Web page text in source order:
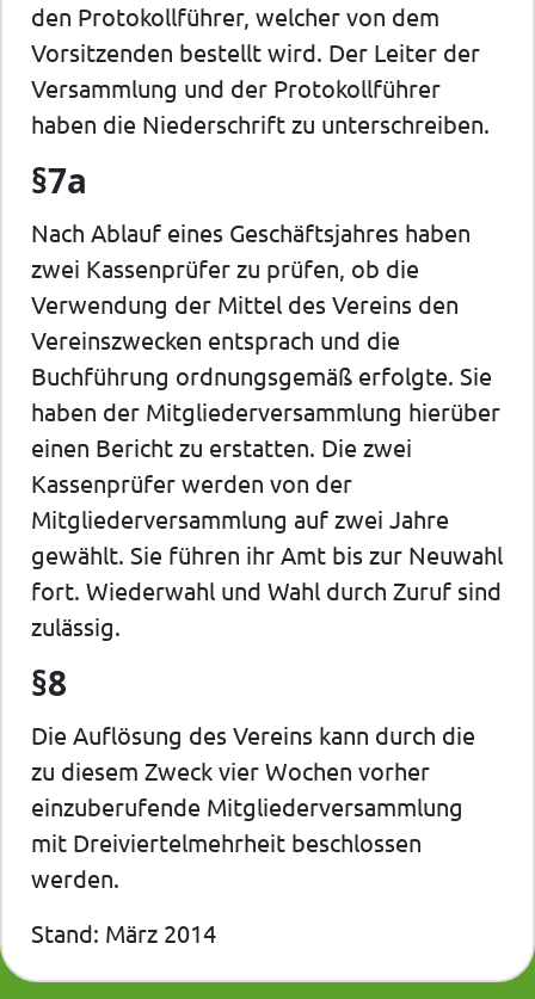
den Protokollführer, welcher von dem
Vorsitzenden bestellt wird. Der Leiter der
Versammlung und der Protokollführer
haben die Niederschrift zu unterschreiben.
§7a
Nach Ablauf eines Geschäftsjahres haben
zwei Kassenprüfer zu prüfen, ob die
Verwendung der Mittel des Vereins den
Vereinszwecken entsprach und die
Buchführung ordnungsgemäß erfolgte. Sie
haben der Mitgliederversammlung hierüber
einen Bericht zu erstatten. Die zwei
Kassenprüfer werden von der
Mitgliederversammlung auf zwei Jahre
gewählt. Sie führen ihr Amt bis zur Neuwahl
fort. Wiederwahl und Wahl durch Zuruf sind
zulässig.
§8
Die Auflösung des Vereins kann durch die
zu diesem Zweck vier Wochen vorher
einzuberufende Mitgliederversammlung
mit Dreiviertelmehrheit beschlossen
werden.
Stand: März 2014